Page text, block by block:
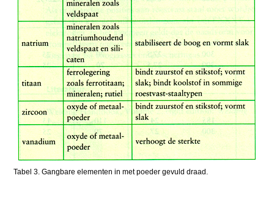
Tabel 3. Gangbare elementen in met poeder gevuld draad.